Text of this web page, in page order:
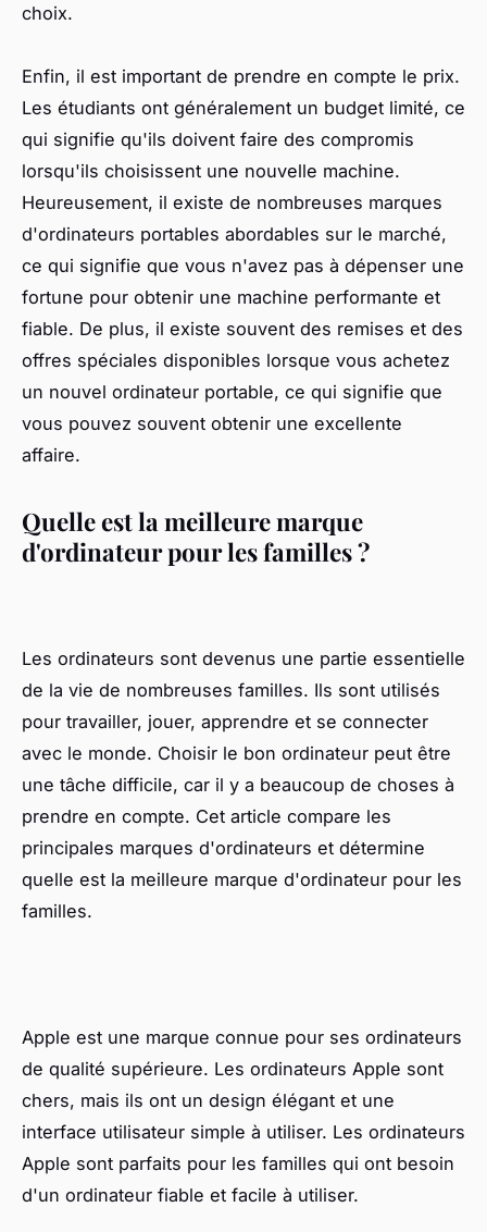
choix.
Enfin, il est important de prendre en compte le prix.
Les étudiants ont généralement un budget limité, ce
qui signifie qu'ils doivent faire des compromis
lorsqu'ils choisissent une nouvelle machine.
Heureusement, il existe de nombreuses marques
d'ordinateurs portables abordables sur le marché,
ce qui signifie que vous n'avez pas à dépenser une
fortune pour obtenir une machine performante et
fiable. De plus, il existe souvent des remises et des
offres spéciales disponibles lorsque vous achetez
un nouvel ordinateur portable, ce qui signifie que
vous pouvez souvent obtenir une excellente
affaire.
Quelle est la meilleure marque
d'ordinateur pour les familles ?
Les ordinateurs sont devenus une partie essentielle
de la vie de nombreuses familles. Ils sont utilisés
pour travailler, jouer, apprendre et se connecter
avec le monde. Choisir le bon ordinateur peut être
une tâche difficile, car il y a beaucoup de choses à
prendre en compte. Cet article compare les
principales marques d'ordinateurs et détermine
quelle est la meilleure marque d'ordinateur pour les
familles.
Apple est une marque connue pour ses ordinateurs
de qualité supérieure. Les ordinateurs Apple sont
chers, mais ils ont un design élégant et une
interface utilisateur simple à utiliser. Les ordinateurs
Apple sont parfaits pour les familles qui ont besoin
d'un ordinateur fiable et facile à utiliser.